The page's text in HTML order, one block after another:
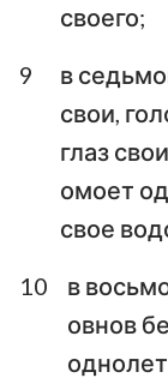
своего;
9
в
свои,
глаз
омоет
свое
10
в
овнов